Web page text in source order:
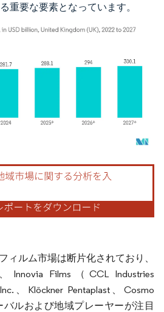
重要な要素となっています。
利用にはCC BY 4.0の表示が必要です。
ィルム市場は断片化されており、
Innovia Films（CCL Industries
、Klöckner Pentaplast、Cosmo
バルおよび地域プレーヤーが注目